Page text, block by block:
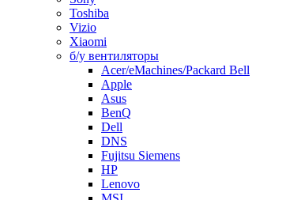
Toshiba
Vizio
Xiaomi
б/у вентиляторы
Acer/eMachines/Packard Bell
Apple
Asus
BenQ
Dell
DNS
Fujitsu Siemens
HP
Lenovo